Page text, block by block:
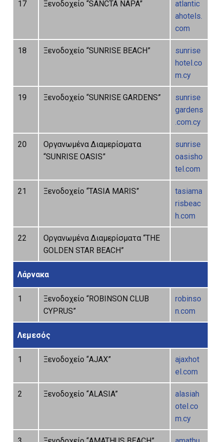
17 Ξενοδοχείο “SANCTA NAPA”
atlantic
ahotels.
com
18 Ξενοδοχείο “SUNRISE BEACH”
sunrise
hotel.co
m.cy
19 Ξενοδοχείο “SUNRISE GARDENS”
sunrise
gardens
.com.cy
20
Οργανωμένα Διαμερίσματα
“SUNRISE OASIS”
sunrise
oasisho
tel.com
21 Ξενοδοχείο “TASIA MARIS”
tasiama
risbeac
h.com
22
Οργανωμένα Διαμερίσματα “THE
GOLDEN STAR BEACH”
Λάρνακα
1
Ξενοδοχείο “ROBINSON CLUB
CYPRUS”
robinso
n.com
Λεμεσός
1 Ξενοδοχείο “AJAX”
ajaxhot
el.com
2 Ξενοδοχείο “ALASIA”
alasiah
otel.co
m.cy